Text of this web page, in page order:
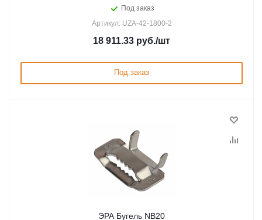
Под заказ
Артикул: UZA-42-1800-2
18 911.33 руб./шт
Под заказ
ЭРА Бугель NB20